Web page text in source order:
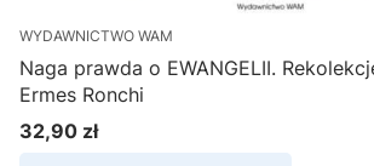
WYDAWNICTWO WAM
Naga prawda o EWANGELII.
Ermes Ronchi
Cena
32,90 zł